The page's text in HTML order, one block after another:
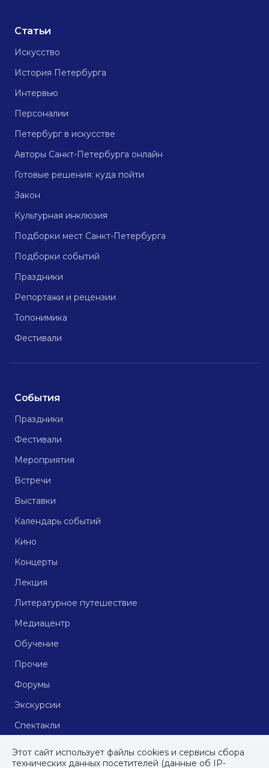
Статьи
Искусство
История Петербурга
Интервью
Персоналии
Петербург в искусстве
Авторы Санкт-Петербурга онлайн
Готовые решения: куда пойти
Закон
Культурная инклюзия
Подборки мест Санкт-Петербурга
Подборки событий
Праздники
Репортажи и рецензии
Топонимика
Фестивали
События
Праздники
Фестивали
Мероприятия
Встречи
Выставки
Календарь событий
Кино
Концерты
Лекция
Литературное путешествие
Медиацентр
Обучение
Прочие
Форумы
Экскурсии
Спектакли
Этот сайт использует файлы cookies и сервисы сбора
технических данных посетителей (данные об IP-